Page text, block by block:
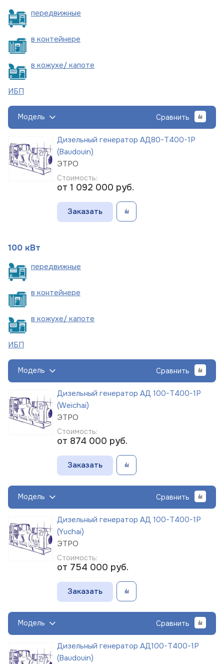
передвижные
в контейнере
в кожухе/ капоте
ИБП
Модель Сравнить
Дизельный генератор АД80-Т400-1Р
(Baudouin)
ЭТРО
Стоимость:
от 1 092 000 руб.
Заказать
100 кВт
передвижные
в контейнере
в кожухе/ капоте
ИБП
Модель Сравнить
Дизельный генератор АД 100-Т400-1Р
(Weichai)
ЭТРО
Стоимость:
от 874 000 руб.
Заказать
Модель Сравнить
Дизельный генератор АД 100-Т400-1Р
(Yuchai)
ЭТРО
Стоимость:
от 754 000 руб.
Заказать
Модель Сравнить
Дизельный генератор АД100-Т400-1Р
(Baudouin)